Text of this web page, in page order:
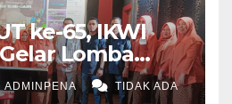
ke-65, IKWI
Lomba
ADMINPENA TIDAK ADA